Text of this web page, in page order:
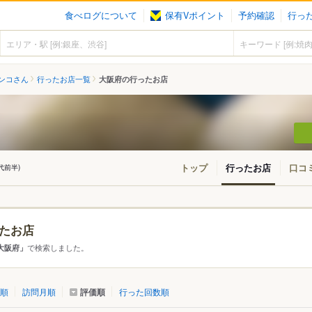
食べログについて 保有Vポイント 予約確認 行っ
コさん 行ったお店一覧 大阪府の行ったお店
前半) トップ 行ったお店 口コ
から探す
お店
阪府」で検索しました。
訪問月順 評価順 行った回数順